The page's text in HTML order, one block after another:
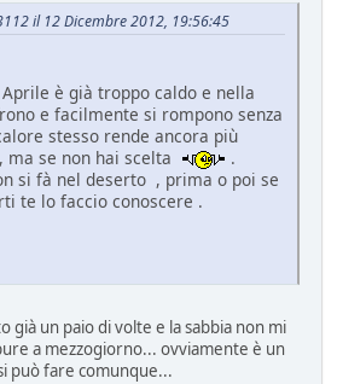
il 12 Dicembre 2012, 19:56:45
è già troppo caldo e nella
e facilmente si rompono senza
stesso rende ancora più
se non hai scelta
.
si fà nel deserto , prima o poi se
te lo faccio conoscere .
già un paio di volte e la sabbia non mi
a mezzogiorno... ovviamente è un
può fare comunque...